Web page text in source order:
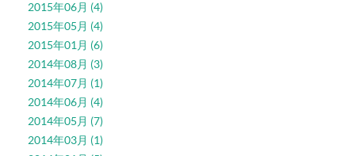
2015年06月 (4)
2015年05月 (4)
2015年01月 (6)
2014年08月 (3)
2014年07月 (1)
2014年06月 (4)
2014年05月 (7)
2014年03月 (1)